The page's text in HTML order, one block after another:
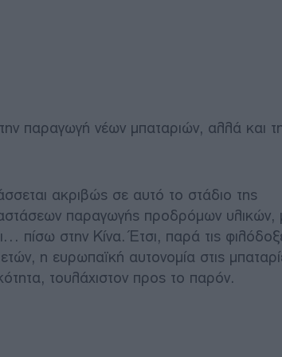
παραγωγή νέων μπαταριών, αλλά και
ακριβώς σε αυτό το στάδιο της
παραγωγής προδρόμων υλικών,
πίσω στην Κίνα. Έτσι, παρά τις
η ευρωπαϊκή αυτονομία στις
τουλάχιστον προς το παρόν.